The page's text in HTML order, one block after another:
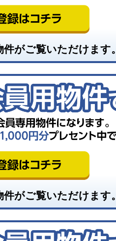
件がご覧いただけます。
件がご覧いただけます。